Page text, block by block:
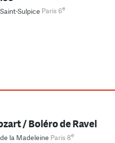
Sulpice Paris 6e
/ Boléro de Ravel
la Madeleine Paris 8e